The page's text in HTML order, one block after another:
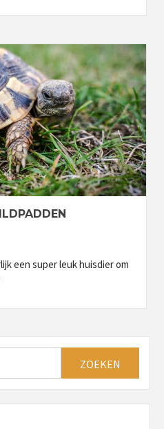
een super leuk huisdier om